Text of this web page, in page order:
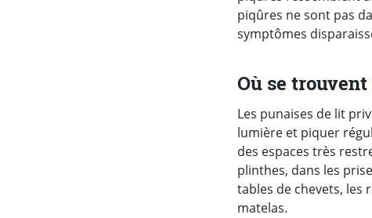
piqûres ne sont pas
symptômes
Où se
Les punaises de lit
lumière et piquer
des espaces très
plinthes, dans les
tables de chevets, les
matelas.